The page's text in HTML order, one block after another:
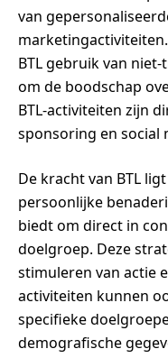
van
BTL gebruik van
om de boodschap
BTL-activiteiten zijn
sponsoring en social
De kracht van BTL
persoonlijke
biedt om direct in
doelgroep. Deze
stimuleren van actie
activiteiten kunnen
specifieke
demografische